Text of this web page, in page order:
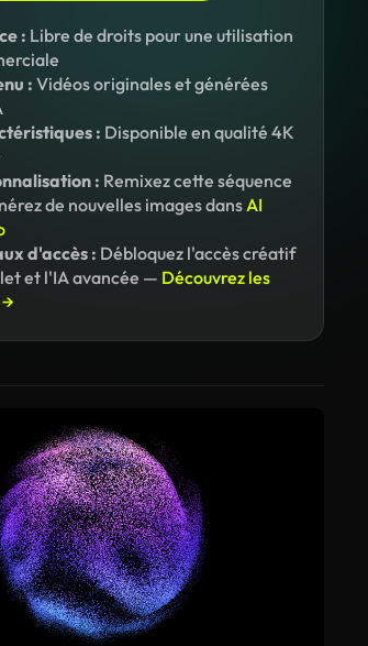
: Libre de droits pour une utilisation
: Vidéos originales et générées
: Disponible en qualité 4K
: Remixez cette séquence
de nouvelles images dansAI
d'accès : Débloquez l'accès créatif
et l'IA avancée — Découvrez les